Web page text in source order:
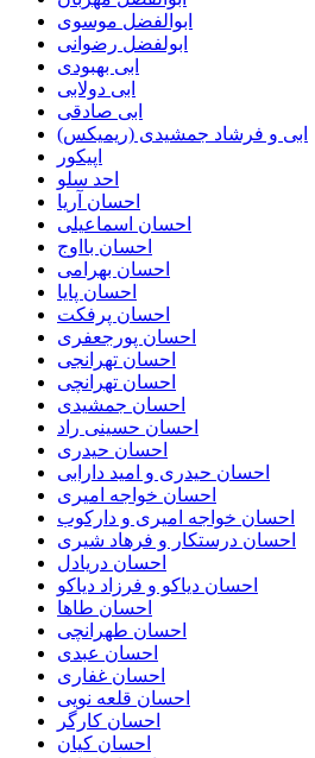
ابوالفضل موسوی
ابولفضل رضوانی
ابی بهبودی
ابی دولابی
ابی صادقی
ابی و فرشاد جمشیدی (ریمیکس)
اپیکور
احد سلو
احسان آریا
احسان اسماعیلی
احسان بااوج
احسان بهرامی
احسان پایا
احسان پرفکت
احسان پورجعفری
احسان تهرانجی
احسان تهرانچی
احسان جمشیدی
احسان حسینی راد
احسان حیدری
احسان حیدری و امید دارابی
احسان خواجه امیری
احسان خواجه امیری و دارکوب
احسان درستكار و فرهاد شيرى
احسان دریادل
احسان دیاکو و فرزاد دیاکو
احسان طاها
احسان طهرانچی
احسان عبدی
احسان غفاری
احسان قلعه نویی
احسان کارگر
احسان کیان